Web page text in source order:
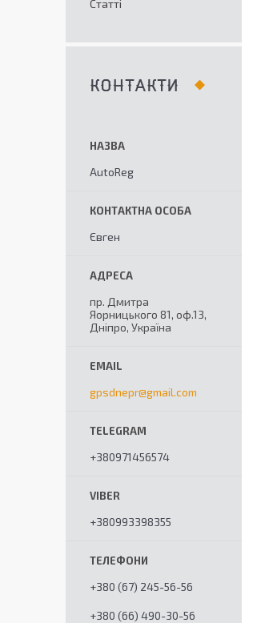
Статті
КОНТАКТИ
AutoReg
Євген
пр. Дмитра
Яорницького 81, оф.13,
Дніпро, Україна
gpsdnepr@gmail.com
+380971456574
+380993398355
+380 (67) 245-56-56
+380 (66) 490-30-56